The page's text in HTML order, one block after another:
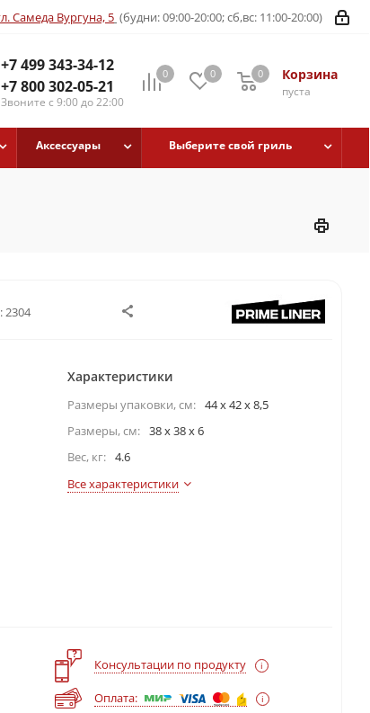
Самеда Вургуна, 5 (будни: 09:00-20:00; сб,вс: 11:00-20:00)
+7 499 343-34-12
+7 800 302-05-21
Звоните с 9:00 до 22:00
0 0 Корзина
пуста
0
Аксессуары Выберите свой гриль
2304
Характеристики
Размеры упаковки, cм: 44 х 42 х 8,5
Размеры, см: 38 x 38 x 6
Вес, кг: 4.6
Все характеристики
?
Консультации по продукту
Оплата: